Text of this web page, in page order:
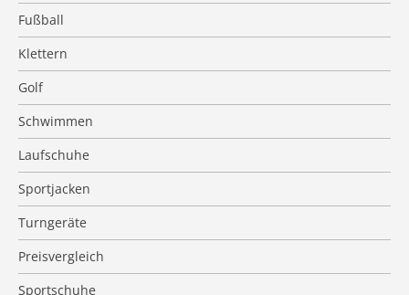
Fußball
Klettern
Golf
Schwimmen
Laufschuhe
Sportjacken
Turngeräte
Preisvergleich
Sportschuhe